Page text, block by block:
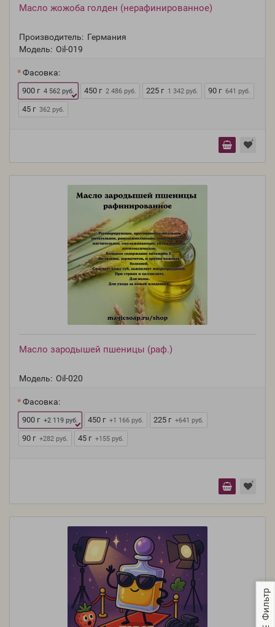
Фильтр
Масло жожоба голден (нерафинированное)
Производитель: Германия
Модель: Oil-019
Фасовка:
900 г 4 562 руб. 450 г 2 486 руб. 225 г 1 342 руб. 90 г 641 руб.
45 г 362 руб.
Масло зародышей пшеницы (раф.)
Модель: Oil-020
Фасовка:
900 г +2 119 руб. 450 г +1 166 руб. 225 г +641 руб.
90 г +282 руб. 45 г +155 руб.